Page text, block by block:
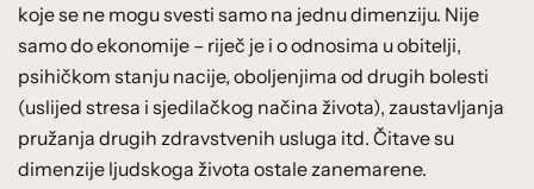
koje se ne mogu svesti samo na jednu dimenziju. Nije
samo do ekonomije – riječ je i o odnosima u obitelji,
psihičkom stanju nacije, oboljenjima od drugih bolesti
(uslijed stresa i sjedilačkog načina života), zaustavljanja
pružanja drugih zdravstvenih usluga itd. Čitave su
dimenzije ljudskoga života ostale zanemarene.